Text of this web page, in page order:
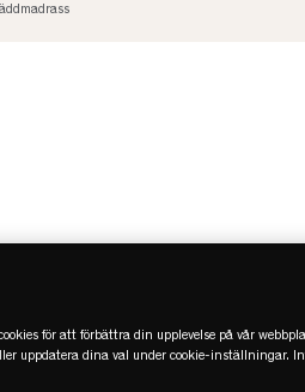
för att förbättra din upplevelse på vår
uppdatera dina val under cookie-inställningar.